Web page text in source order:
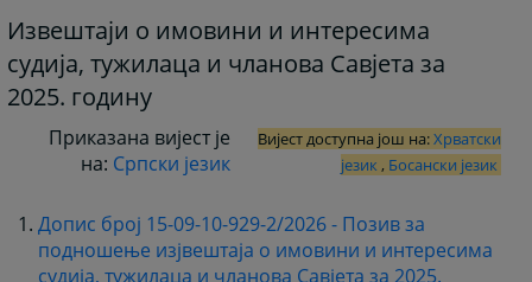
Извештаји о имовини и интересима
судија, тужилаца и чланова Савјета за
2025. годину
Приказана вијест је
на: Српски језик
Вијест доступна још на:Хрватски
језик, Босански језик
Допис број 15-09-10-929-2/2026 - Позив за
подношење изјвештаја о имовини и интересима
судија, тужилаца и чланова Савјета за 2025.